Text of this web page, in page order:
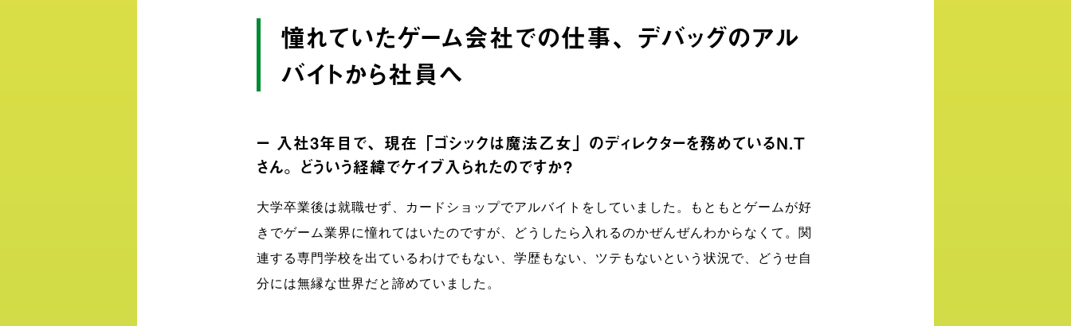
憧れていたゲーム会社での仕事、デバッグのアル
バイトから社員へ
ー 入社３年目で、現在「ゴシックは魔法乙女」のディレクターを務めているN.T
さん。どういう経緯でケイブ入られたのですか？
大学卒業後は就職せず、カードショップでアルバイトをしていました。もともとゲームが好
きでゲーム業界に憧れてはいたのですが、どうしたら入れるのかぜんぜんわからなくて。関
連する専門学校を出ているわけでもない、学歴もない、ツテもないという状況で、どうせ自
分には無縁な世界だと諦めていました。